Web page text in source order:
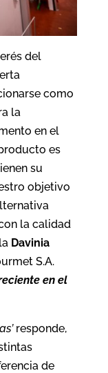
del
como
la
en el
es
su
objetivo
la calidad
Davinia
S.A.
en el
responde,
de